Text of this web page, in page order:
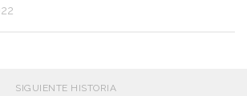
SIGUIENTE HISTORIA